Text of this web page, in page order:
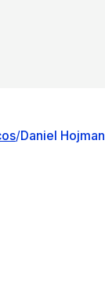
/Daniel Hojman